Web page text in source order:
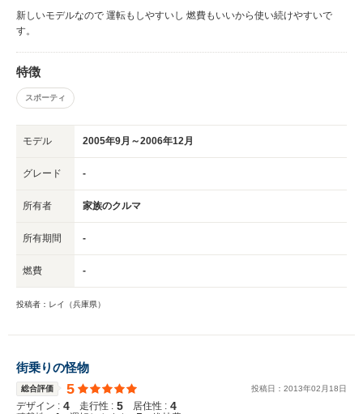
新しいモデルなので 運転もしやすいし 燃費もいいから使い続けやすいで
す。
特徴
スポーティ
モデル 2005年9月～2006年12月
グレード -
所有者 家族のクルマ
所有期間 -
燃費 -
投稿者：レイ（兵庫県）
街乗りの怪物
総合評価 5 投稿日： 2013年02 月 18日
デザイン : 4 走行性 : 5 居住性 : 4